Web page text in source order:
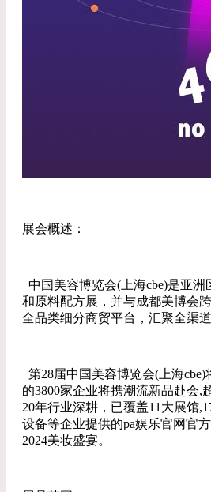
展会概述：
中国美容博览会(上海cbe)是亚
和原料配方展，并与成都美博会
全品类细分商贸平台，汇聚全渠
第28届中国美容博览会(上海
的3800家企业将携潮流新品赴会,
20年行业深耕，已覆盖11大展馆
设备等企业提供的pa娱乐官网官
2024美妆盛宴。